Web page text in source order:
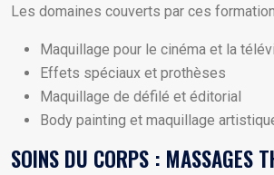
Les domaines couverts par ces
Maquillage pour le cinéma et la
Effets spéciaux et prothèses
Maquillage de défilé et éditorial
Body painting et maquillage
SOINS DU CORPS : MASSAGES